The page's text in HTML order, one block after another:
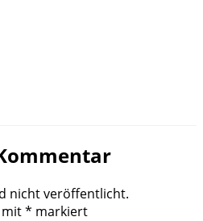
nicht veröffentlicht.
mit* markiert